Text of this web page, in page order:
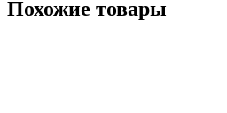
Похожие товары